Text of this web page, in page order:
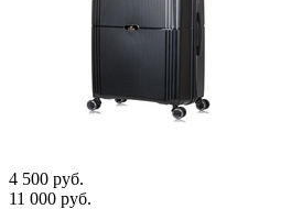
4 500 руб.
11 000 руб.